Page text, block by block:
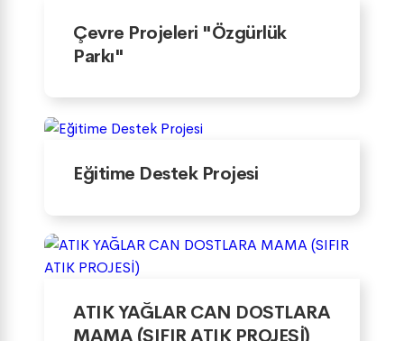
Çevre Projeleri "Özgürlük
Parkı"
Eğitime Destek Projesi
ATIK YAĞLAR CAN DOSTLARA
MAMA (SIFIR ATIK PROJESİ)